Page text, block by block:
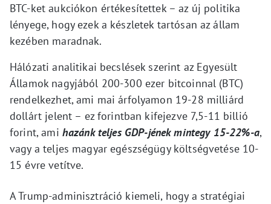
BTC-ket aukciókon értékesítettek – az új politika
lényege, hogy ezek a készletek tartósan az állam
kezében maradnak.
​Hálózati analitikai becslések szerint az Egyesült
Államok nagyjából 200-300 ezer bitcoinnal (BTC)
rendelkezhet, ami mai árfolyamon 19-28 milliárd
dollárt jelent – ez forintban kifejezve 7,5-11 billió
forint, ami hazánk teljes GDP-jének mintegy 15-22%-a,
vagy a teljes magyar egészségügy költségvetése 10-
15 évre vetítve.
A Trump-adminisztráció kiemeli, hogy a stratégiai